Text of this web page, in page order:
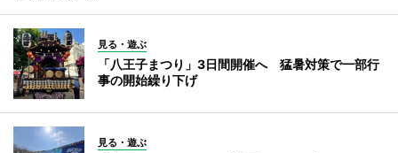
見る・遊ぶ
「八王子まつり」3日間開催へ 猛暑対策で一部行
事の開始繰り下げ
見る・遊ぶ